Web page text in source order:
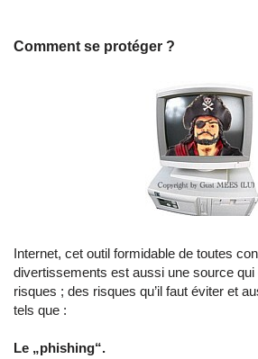
Comment se protéger ?
Internet, cet outil formidable de toutes
divertissements est aussi une source
risques ; des risques qu’il faut éviter et
tels que :
Le „phishing“.